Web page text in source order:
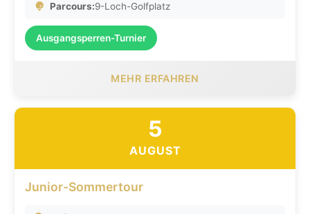
Parcours:9-Loch-Golfplatz
Ausgangsperren-Turnier
MEHR ERFAHREN
5
AUGUST
Junior-Sommertour